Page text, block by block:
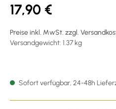
17,90 €
Preise inkl. MwSt. zzgl.
Versandgewicht: 1.37 kg
Sofort verfügbar, 24-48h